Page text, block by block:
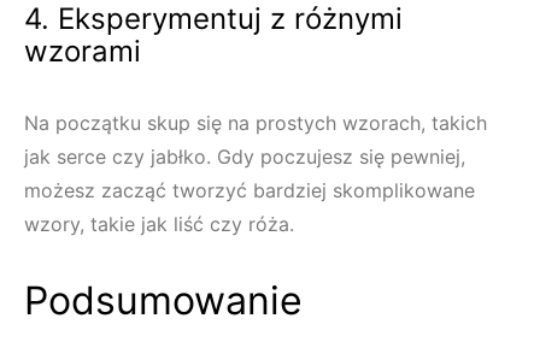
4. Eksperymentuj z różnymi
wzorami
Na początku skup się na prostych wzorach, takich
jak serce czy jabłko. Gdy poczujesz się pewniej,
możesz zacząć tworzyć bardziej skomplikowane
wzory, takie jak liść czy róża.
Podsumowanie